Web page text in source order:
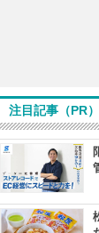
注目記事（PR）